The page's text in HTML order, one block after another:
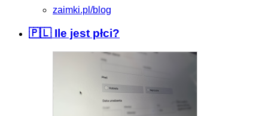
zaimki.pl/blog
🇵🇱 Ile jest płci?